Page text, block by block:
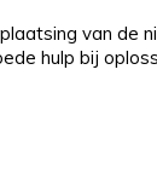
van de
hulp bij